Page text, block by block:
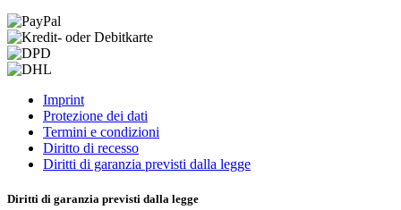
Imprint
Protezione dei dati
Termini e condizioni
Diritto di recesso
Diritti di garanzia previsti dalla legge
Diritti di garanzia previsti dalla legge